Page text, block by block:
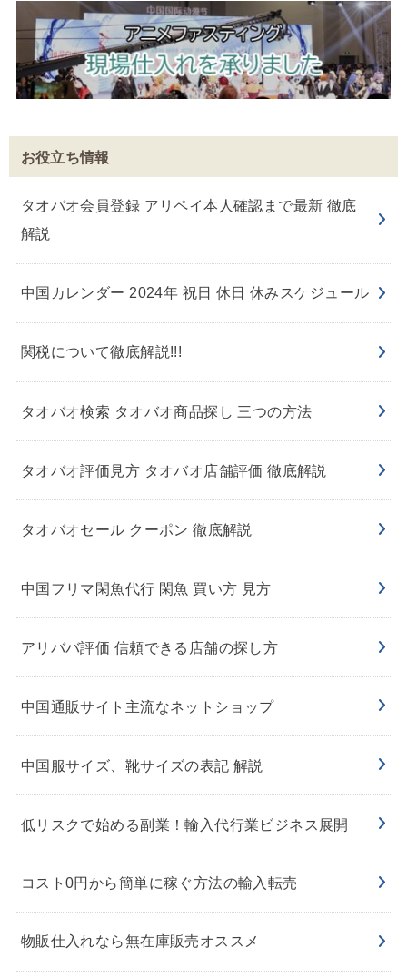
お役立ち情報
タオバオ会員登録 アリペイ本人確認まで最新 徹底
解説
中国カレンダー 2024年 祝日 休日 休みスケジュール
関税について徹底解説!!!
タオバオ検索 タオバオ商品探し 三つの方法
タオバオ評価見方 タオバオ店舗評価 徹底解説
タオバオセール クーポン 徹底解説
中国フリマ閑魚代行 閑魚 買い方 見方
アリババ評価 信頼できる店舗の探し方
中国通販サイト主流なネットショップ
中国服サイズ、靴サイズの表記 解説
低リスクで始める副業！輸入代行業ビジネス展開
コスト0円から簡単に稼ぐ方法の輸入転売
物販仕入れなら無在庫販売オススメ